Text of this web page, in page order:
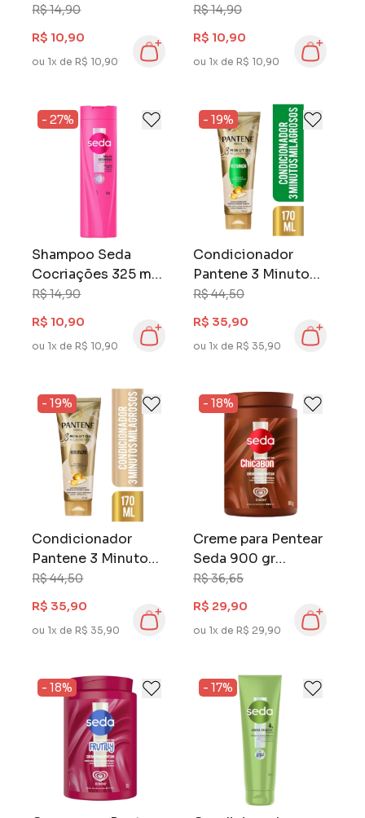
R$ 14,90
R$ 10,90
ou 1x de R$ 10,90
Hidratação Diária
R$ 14,90
R$ 10,90
ou 1x de R$ 10,90
Shampoo Seda
Cocriações 325 ml
Ceramidas
R$ 14,90
R$ 10,90
ou 1x de R$ 10,90
- 27%
Condicionador
Pantene 3 Minutos
Milagrosos 170 ml
Restauração
R$ 44,50
R$ 35,90
ou 1x de R$ 35,90
- 19%
Condicionador
Pantene 3 Minutos
Milagrosos 170 ml
Hidratação
R$ 44,50
R$ 35,90
ou 1x de R$ 35,90
- 19%
Creme para Pentear
Seda 900 gr
Chicabon
R$ 36,65
R$ 29,90
ou 1x de R$ 29,90
- 18%
- 18% - 17%